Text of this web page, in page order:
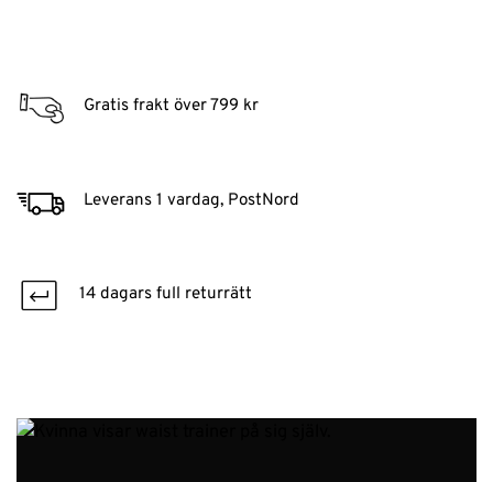
Gratis frakt över 799 kr
Leverans 1 vardag, PostNord
14 dagars full returrätt